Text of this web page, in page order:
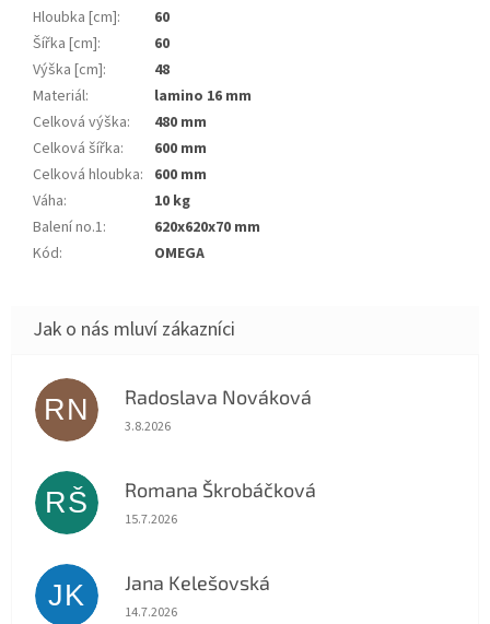
Hloubka [cm]:
60
Šířka [cm]:
60
Výška [cm]:
48
Materiál:
lamino 16 mm
Celková výška:
480 mm
Celková šířka:
600 mm
Celková hloubka: 600 mm
Váha:
10 kg
Balení no.1:
620x620x70 mm
Kód: OMEGA
RN Radoslava Nováková
Hodnocení obchodu je 5 z 5 hvězdiček.
3.8.2026
RŠ Romana Škrobáčková
Hodnocení obchodu je 5 z 5 hvězdiček.
15.7.2026
JK Jana Kelešovská
Hodnocení obchodu je 5 z 5 hvězdiček.
14.7.2026